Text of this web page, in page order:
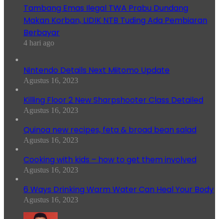
Tambang Emas Ilegal TWA Prabu Dundang
Makan Korban, LIDIK NTB Tuding Ada Pembiaran
Berbayar
4 hari ago
Nintendo Details Next Miitomo Update
Agustus 16, 2023
Killing Floor 2 New Sharpshooter Class Detailed
Agustus 16, 2023
Quinoa new recipes, feta & broad bean salad
Agustus 16, 2023
Cooking with kids – how to get them involved
Agustus 16, 2023
6 Ways Drinking Warm Water Can Heal Your Body
Agustus 16, 2023